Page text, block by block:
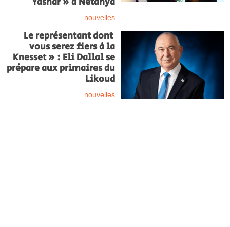
nouvelles
Le représentant dont
vous serez fiers à la
Knesset » : Eli Dallal se
prépare aux primaires du
Likoud
nouvelles